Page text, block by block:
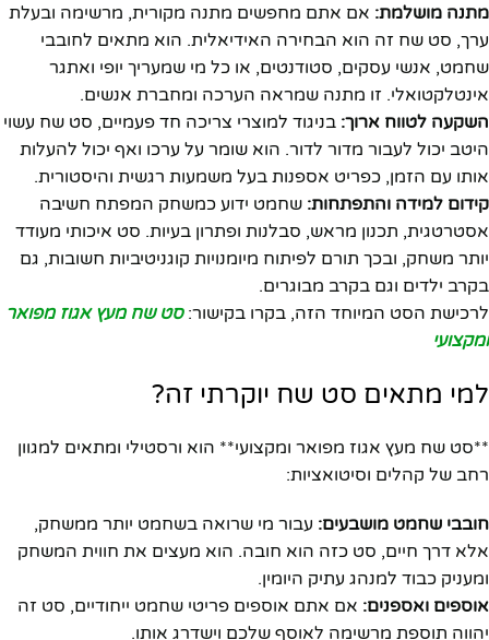
מתנה מושלמת: אם אתם מחפשים מתנה מקורית, מרשימה ובעלת
ערך, סט שח זה הוא הבחירה האידיאלית. הוא מתאים לחובבי
שחמט, אנשי עסקים, סטודנטים, או כל מי שמעריך יופי ואתגר
אינטלקטואלי. זו מתנה שמראה הערכה ומחברת אנשים.
השקעה לטווח ארוך: בניגוד למוצרי צריכה חד פעמיים, סט שח עשוי
היטב יכול לעבור מדור לדור. הוא שומר על ערכו ואף יכול להעלות
אותו עם הזמן, כפריט אספנות בעל משמעות רגשית והיסטורית.
קידום למידה והתפתחות: שחמט ידוע כמשחק המפתח חשיבה
אסטרטגית, תכנון מראש, סבלנות ופתרון בעיות. סט איכותי מעודד
יותר משחק, ובכך תורם לפיתוח מיומנויות קוגניטיביות חשובות, גם
בקרב ילדים וגם בקרב מבוגרים.
לרכישת הסט המיוחד הזה, בקרו בקישור:סט שח מעץ אגוז מפואר
ומקצועי
למי מתאים סט שח יוקרתי זה?
**סט שח מעץ אגוז מפואר ומקצועי** הוא ורסטילי ומתאים למגוון
רחב של קהלים וסיטואציות:
חובבי שחמט מושבעים: עבור מי שרואה בשחמט יותר ממשחק,
אלא דרך חיים, סט כזה הוא חובה. הוא מעצים את חווית המשחק
ומעניק כבוד למנהג עתיק היומין.
אוספים ואספנים: אם אתם אוספים פריטי שחמט ייחודיים, סט זה
יהווה תוספת מרשימה לאוסף שלכם וישדרג אותו.